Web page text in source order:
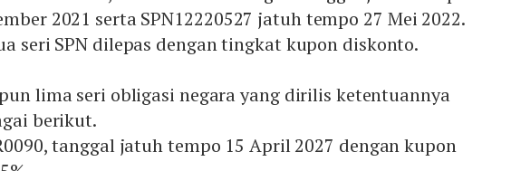
2021 serta SPN12220527 jatuh tempo 27 Mei 2022.
seri SPN dilepas dengan tingkat kupon diskonto.
lima seri obligasi negara yang dirilis ketentuannya
berikut.
tanggal jatuh tempo 15 April 2027 dengan kupon